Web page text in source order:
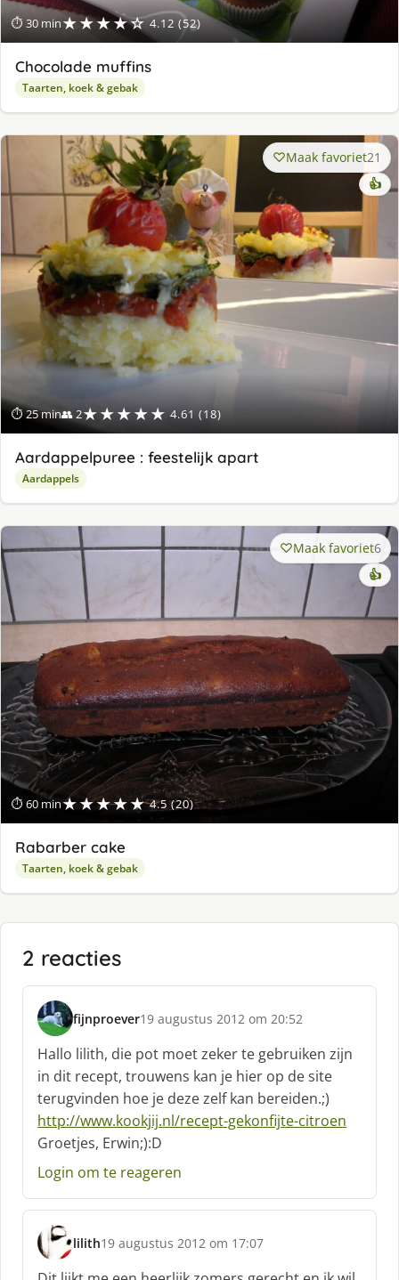
⏱ 30 min★★★★☆ 4.12 (52)
Chocolade muffins
Taarten, koek & gebak
⏱ 25 min👥 2★★★★★ 4.61 (18)
Maak favoriet21
👍
Aardappelpuree : feestelijk apart
Aardappels
⏱ 60 min★★★★★ 4.5 (20)
Maak favoriet6
👍
Rabarber cake
Taarten, koek & gebak
2 reacties
fijnproever
s
c
h
r
e
e
f
19 augustus 2012 om 20:52
Hallo lilith, die pot moet zeker te gebruiken zijn
in dit recept, trouwens kan je hier op de site
terugvinden hoe je deze zelf kan bereiden.;)
http://www.kookjij.nl/recept-gekonfijte-citroen
Groetjes, Erwin;):D
Login om te reageren
lilith
s
c
19 augustus 2012 om 17:07